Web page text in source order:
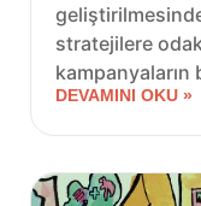
stratejilere
kampanyaların
DEVAMINI OKU »